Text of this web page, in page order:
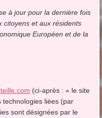
à jour pour la dernière fois
citoyens et aux résidents
Européen et de la
(ci-après : « le site
technologies liées (par
sont désignées par le